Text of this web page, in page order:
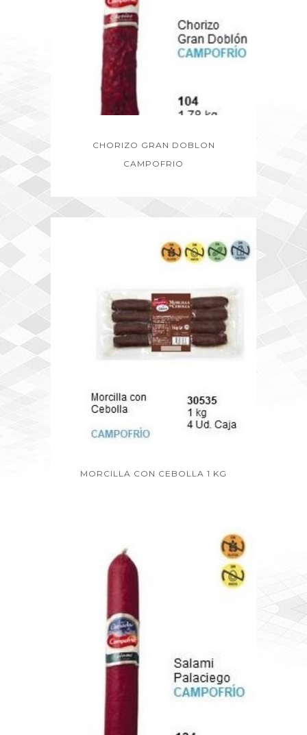
CHORIZO GRAN DOBLON
CAMPOFRIO
MORCILLA CON CEBOLLA 1 KG